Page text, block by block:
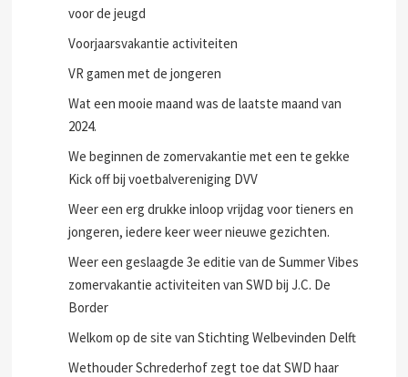
voor de jeugd
Voorjaarsvakantie activiteiten
VR gamen met de jongeren
Wat een mooie maand was de laatste maand van
2024.
We beginnen de zomervakantie met een te gekke
Kick off bij voetbalvereniging DVV
Weer een erg drukke inloop vrijdag voor tieners en
jongeren, iedere keer weer nieuwe gezichten.
Weer een geslaagde 3e editie van de Summer Vibes
zomervakantie activiteiten van SWD bij J.C. De
Border
Welkom op de site van Stichting Welbevinden Delft
Wethouder Schrederhof zegt toe dat SWD haar